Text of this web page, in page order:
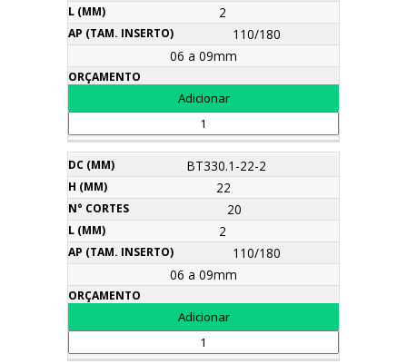
2
110/180
06 a 09mm
BT330.1-22-2
22
20
2
110/180
06 a 09mm